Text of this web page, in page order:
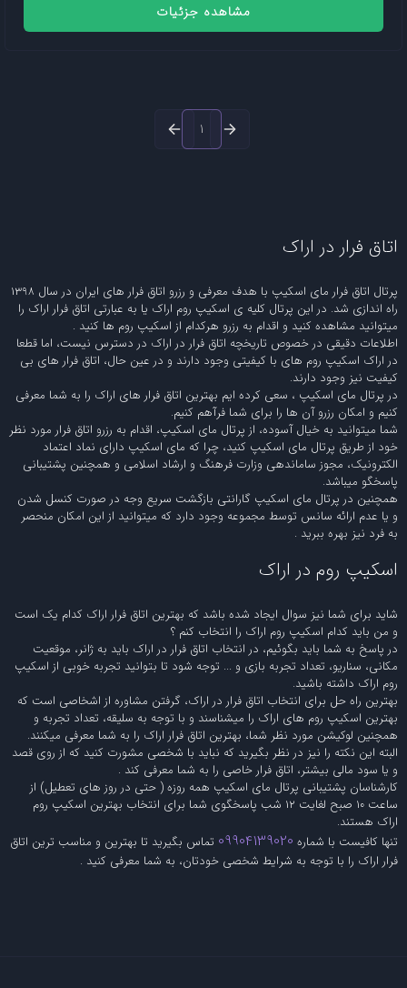
مشاهده جزئیات
اتاق فرار در اراک
پرتال اتاق فرار مای اسکیپ با هدف معرفی و رزرو اتاق فرار های ایران در سال 1398
راه اندازی شد. در این پرتال کلیه ی اسکیپ روم اراک یا به عبارتی اتاق فرار اراک را
میتوانید مشاهده کنید و اقدام به رزرو هرکدام از اسکیپ روم ها کنید .
اطلاعات دقیقی در خصوص تاریخچه اتاق فرار در اراک در دسترس نیست، اما قطعا
در اراک اسکیپ روم های با کیفیتی وجود دارند و در عین حال، اتاق فرار های بی
کیفیت نیز وجود دارند.
در پرتال مای اسکیپ ، سعی کرده ایم بهترین اتاق فرار های اراک را به شما معرفی
کنیم و امکان رزرو آن ها را برای شما فرآهم کنیم.
شما میتوانید به خیال آسوده، از پرتال مای اسکیپ، اقدام به رزرو اتاق فرار مورد نظر
خود از طریق پرتال مای اسکیپ کنید، چرا که مای اسکیپ دارای نماد اعتماد
الکترونیک، مجوز ساماندهی وزارت فرهنگ و ارشاد اسلامی و همچنین پشتیبانی
پاسخگو میباشد.
همچنین در پرتال مای اسکیپ گارانتی بازگشت سریع وجه در صورت کنسل شدن
و یا عدم ارائه سانس توسط مجموعه وجود دارد که میتوانید از این امکان منحصر
به فرد نیز بهره ببرید .
اسکیپ روم در اراک
شاید برای شما نیز سوال ایجاد شده باشد که بهترین اتاق فرار اراک کدام یک است
و من باید کدام اسکیپ روم اراک را انتخاب کنم ؟
در پاسخ به شما باید بگوئیم، در انتخاب اتاق فرار در اراک باید به ژانر، موقعیت
مکانی، سناریو، تعداد تجربه بازی و ... توجه شود تا بتوانید تجربه خوبی از اسکیپ
روم اراک داشته باشید.
بهترین راه حل برای انتخاب اتاق فرار در اراک، گرفتن مشاوره از اشخاصی است که
بهترین اسکیپ روم های اراک را میشناسند و با توجه به سلیقه، تعداد تجربه و
همچنین لوکیشن مورد نظر شما، بهترین اتاق فرار اراک را به شما معرفی میکنند.
البته این نکته را نیز در نظر بگیرید که نباید با شخصی مشورت کنید که از روی قصد
و یا سود مالی بیشتر، اتاق فرار خاصی را به شما معرفی کند .
کارشناسان پشتیبانی پرتال مای اسکیپ همه روزه ( حتی در روز های تعطیل) از
ساعت 10 صبح لغایت 12 شب پاسخگوی شما برای انتخاب بهترین اسکیپ روم
اراک هستند.
تنها کافیست با شماره09904139020تماس بگیرید تا بهترین و مناسب ترین اتاق
فرار اراک را با توجه به شرایط شخصی خودتان، به شما معرفی کنید .